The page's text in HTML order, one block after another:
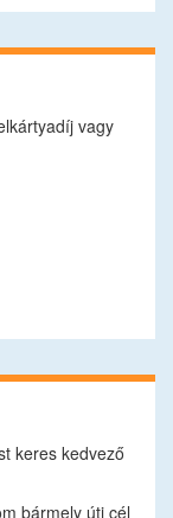
vagy
keres kedvező
bármely úti cél